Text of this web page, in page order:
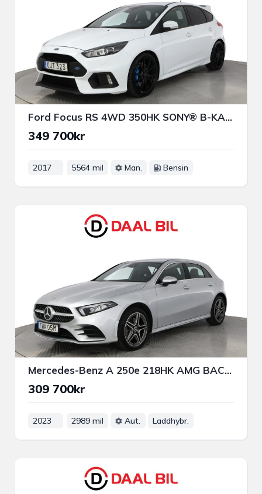
Ford Focus RS 4WD 350HK SONY® B-KAMERA NAVIGATOR BI-XENON APP-CON
349 700kr
2017 5564 mil Man. Bensin
Mercedes-Benz A 250e 218HK AMG BACKKAMERA VÄRMARE BT FARTHÅLLARE
309 700kr
2023 2989 mil Aut. Laddhybr.